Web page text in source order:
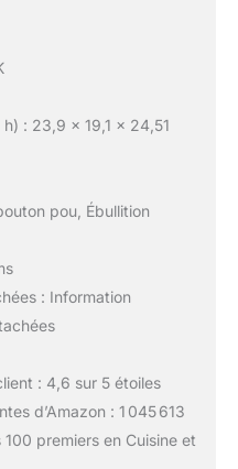
: 23,9 x 19,1 x 24,51
pou, Ébullition
: Information
: 4,6 sur 5 étoiles
d’Amazon : 1 045 613
premiers en Cuisine et